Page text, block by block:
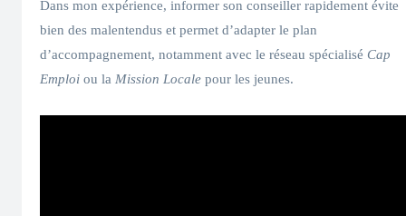
Dans mon expérience, informer son conseiller rapidement évite
bien des malentendus et permet d’adapter le plan
d’accompagnement, notamment avec le réseau spécialisé Cap
Emploi ou la Mission Locale pour les jeunes.